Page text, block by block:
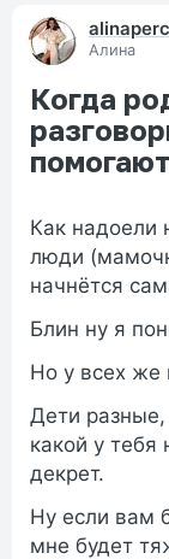
Алина
Когда
помогают
Как надоели
люди
начнётся
Блин ну я
Но у всех же
Дети
какой у тебя
декрет.
Ну если вам
мне будет